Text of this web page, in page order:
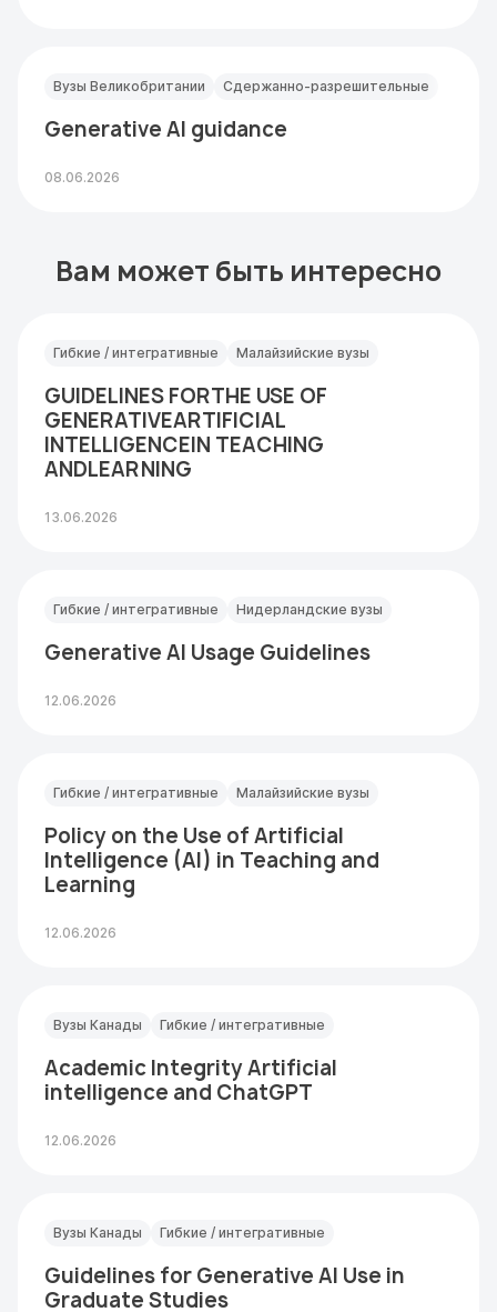
Вузы Великобритании Сдержанно-разрешительные
Generative AI guidance
08.06.2026
Вам может быть интересно
Гибкие / интегративные Малайзийские вузы
GUIDELINES FORTHE USE OF
GENERATIVEARTIFICIAL
INTELLIGENCEIN TEACHING
ANDLEARNING
13.06.2026
Гибкие / интегративные Нидерландские вузы
Generative AI Usage Guidelines
12.06.2026
Гибкие / интегративные Малайзийские вузы
Policy on the Use of Artificial
Intelligence (AI) in Teaching and
Learning
12.06.2026
Вузы Канады Гибкие / интегративные
Academic Integrity Artificial
intelligence and ChatGPT
12.06.2026
Вузы Канады Гибкие / интегративные
Guidelines for Generative AI Use in
Graduate Studies